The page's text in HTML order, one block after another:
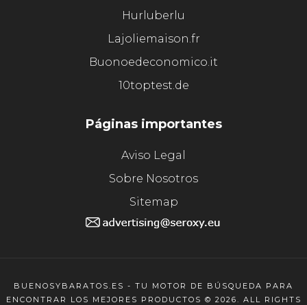
Hurluberlu
Lajoliemaison.fr
Buonoedeconomico.it
10toptest.de
Páginas importantes
Aviso Legal
Sobre Nosotros
Sitemap
BUENOSYBARATOS.ES - TU MOTOR DE BÚSQUEDA PARA
ENCONTRAR LOS MEJORES PRODUCTOS © 2026. ALL RIGHTS